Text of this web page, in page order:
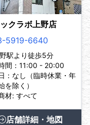
クラボ上野店
5919-6640
駅より徒歩5分
間：11:00 - 20:00
：なし（臨時休業・年
を除く）
材: すべて
店舗詳細・地図